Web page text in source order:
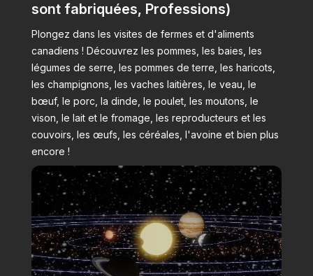
sont fabriquées, Professions)
Plongez dans les visites de fermes et d'aliments
canadiens ! Découvrez les pommes, les baies, les
légumes de serre, les pommes de terre, les haricots,
les champignons, les vaches laitières, le veau, le
bœuf, le porc, la dinde, le poulet, les moutons, le
vison, le lait et le fromage, les reproducteurs et les
couvoirs, les œufs, les céréales, l'avoine et bien plus
encore !